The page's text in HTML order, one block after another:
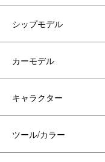
シップモデル
カーモデル
キャラクター
ツール/カラー